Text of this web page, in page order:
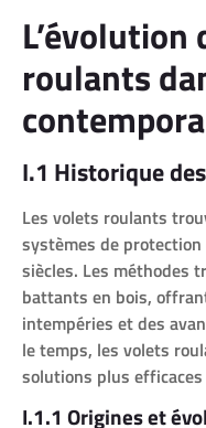
roulants
I.1 Historique
Les volets roulants
systèmes de
siècles. Les méthodes
battants en bois,
intempéries et des
le temps, les volets
solutions plus
I.1.1 Origines et